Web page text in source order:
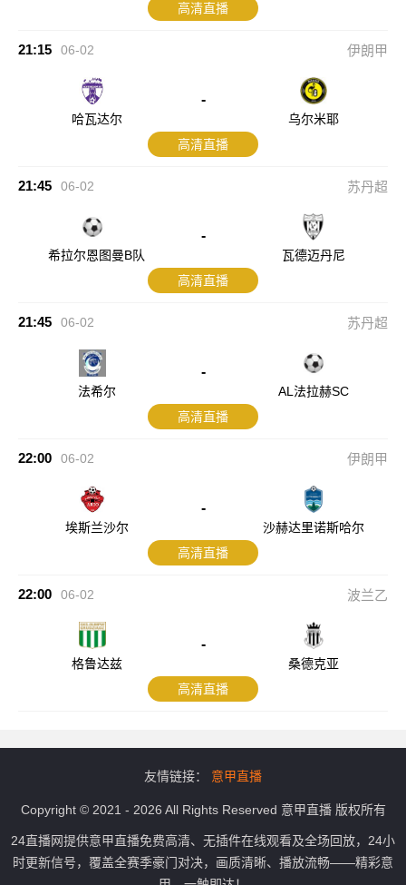
高清直播
21:15 06-02 伊朗甲
哈瓦达尔
-
乌尔米耶
高清直播
21:45 06-02 苏丹超
希拉尔恩图曼B队
-
瓦德迈丹尼
高清直播
21:45 06-02 苏丹超
法希尔
-
AL法拉赫SC
高清直播
22:00 06-02 伊朗甲
埃斯兰沙尔
-
沙赫达里诺斯哈尔
高清直播
22:00 06-02 波兰乙
格鲁达兹
-
桑德克亚
高清直播
友情链接： 意甲直播
Copyright © 2021 - 2026 All Rights Reserved 意甲直播 版权所有
24直播网提供意甲直播免费高清、无插件在线观看及全场回放，24小
时更新信号，覆盖全赛季豪门对决，画质清晰、播放流畅——精彩意